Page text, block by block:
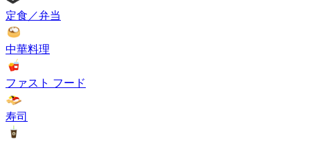
定食／弁当
中華料理
ファスト フード
寿司